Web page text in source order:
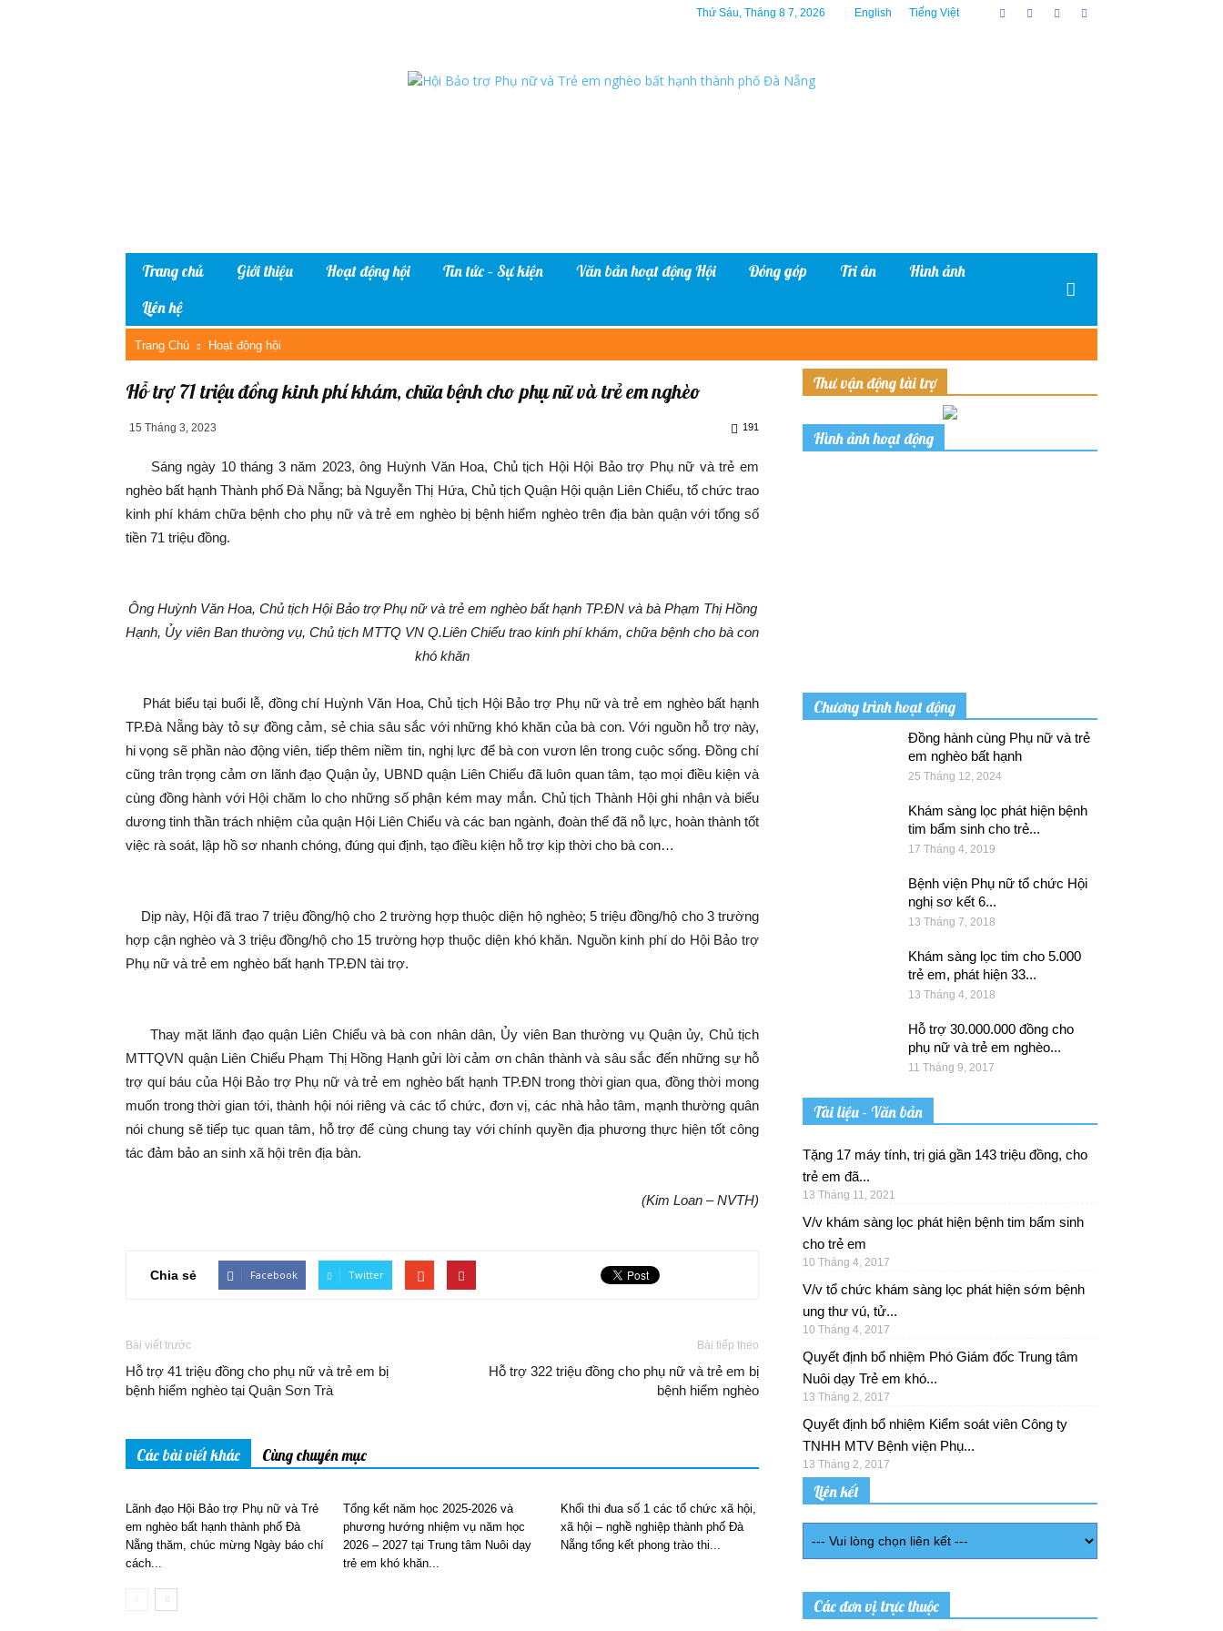
Thứ Sáu, Tháng 8 7, 2026 English Tiếng Việt
Trang chủ Giới thiệu Hoạt động hội Tin tức – Sự kiện Văn bản hoạt động Hội Đóng góp Tri ân
Hình ảnh
Liên hệ
Trang Chủ Hoạt động hội
Hỗ trợ 71 triệu đồng kinh phí khám, chữa bệnh cho phụ nữ và trẻ em nghèo
15 Tháng 3, 2023 191
Sáng ngày 10 tháng 3 năm 2023, ông Huỳnh Văn Hoa, Chủ tịch Hội Hội Bảo trợ Phụ nữ và trẻ em
nghèo bất hạnh Thành phố Đà Nẵng; bà Nguyễn Thị Hứa, Chủ tịch Quận Hội quận Liên Chiểu, tổ chức trao
kinh phí khám chữa bệnh cho phụ nữ và trẻ em nghèo bị bệnh hiểm nghèo trên địa bàn quận với tổng số
tiền 71 triệu đồng.
Ông Huỳnh Văn Hoa, Chủ tịch Hội Bảo trợ Phụ nữ và trẻ em nghèo bất hạnh TP.ĐN và bà Phạm Thị Hồng
Hạnh, Ủy viên Ban thường vụ, Chủ tịch MTTQ VN Q.Liên Chiểu trao kinh phí khám, chữa bệnh cho bà con
khó khăn
Phát biểu tại buổi lễ, đồng chí Huỳnh Văn Hoa, Chủ tịch Hội Bảo trợ Phụ nữ và trẻ em nghèo bất hạnh
TP.Đà Nẵng bày tỏ sự đồng cảm, sẻ chia sâu sắc với những khó khăn của bà con. Với nguồn hỗ trợ này,
hi vọng sẽ phần nào động viên, tiếp thêm niềm tin, nghị lực để bà con vươn lên trong cuộc sống. Đồng chí
cũng trân trọng cảm ơn lãnh đạo Quận ủy, UBND quận Liên Chiểu đã luôn quan tâm, tạo mọi điều kiện và
cùng đồng hành với Hội chăm lo cho những số phận kém may mắn. Chủ tịch Thành Hội ghi nhận và biểu
dương tinh thần trách nhiệm của quận Hội Liên Chiểu và các ban ngành, đoàn thể đã nỗ lực, hoàn thành tốt
việc rà soát, lập hồ sơ nhanh chóng, đúng qui định, tạo điều kiện hỗ trợ kịp thời cho bà con…
Dịp này, Hội đã trao 7 triệu đồng/hộ cho 2 trường hợp thuộc diện hộ nghèo; 5 triệu đồng/hộ cho 3 trường
hợp cận nghèo và 3 triệu đồng/hộ cho 15 trường hợp thuộc diện khó khăn. Nguồn kinh phí do Hội Bảo trợ
Phụ nữ và trẻ em nghèo bất hạnh TP.ĐN tài trợ.
Thay mặt lãnh đạo quận Liên Chiểu và bà con nhân dân, Ủy viên Ban thường vụ Quận ủy, Chủ tịch
MTTQVN quận Liên Chiểu Phạm Thị Hồng Hạnh gửi lời cảm ơn chân thành và sâu sắc đến những sự hỗ
trợ quí báu của Hội Bảo trợ Phụ nữ và trẻ em nghèo bất hạnh TP.ĐN trong thời gian qua, đồng thời mong
muốn trong thời gian tới, thành hội nói riêng và các tổ chức, đơn vị, các nhà hảo tâm, mạnh thường quân
nói chung sẽ tiếp tục quan tâm, hỗ trợ để cùng chung tay với chính quyền địa phương thực hiện tốt công
tác đảm bảo an sinh xã hội trên địa bàn.
(Kim Loan – NVTH)
Chia sẻ Facebook Twitter
Bài viết trước
Hỗ trợ 41 triệu đồng cho phụ nữ và trẻ em bị
bệnh hiểm nghèo tại Quận Sơn Trà
Bài tiếp theo
Hỗ trợ 322 triệu đồng cho phụ nữ và trẻ em bị
bệnh hiểm nghèo
Các bài viết khác Cùng chuyên mục
Lãnh đạo Hội Bảo trợ Phụ nữ và Trẻ
em nghèo bất hạnh thành phố Đà
Nẵng thăm, chúc mừng Ngày báo chí
cách...
Tổng kết năm học 2025-2026 và
phương hướng nhiệm vụ năm học
2026 – 2027 tại Trung tâm Nuôi dạy
trẻ em khó khăn...
Khối thi đua số 1 các tổ chức xã hội,
xã hội – nghề nghiệp thành phố Đà
Nẵng tổng kết phong trào thi...
Thư vận động tài trợ
Hình ảnh hoạt động
Chương trình hoạt động
Đồng hành cùng Phụ nữ và trẻ
em nghèo bất hạnh
25 Tháng 12, 2024
Khám sàng lọc phát hiện bệnh
tim bẩm sinh cho trẻ...
17 Tháng 4, 2019
Bệnh viện Phụ nữ tổ chức Hội
nghị sơ kết 6...
13 Tháng 7, 2018
Khám sàng lọc tim cho 5.000
trẻ em, phát hiện 33...
13 Tháng 4, 2018
Hỗ trợ 30.000.000 đồng cho
phụ nữ và trẻ em nghèo...
11 Tháng 9, 2017
Tài liệu - Văn bản
Tặng 17 máy tính, trị giá gần 143 triệu đồng, cho
trẻ em đã...
13 Tháng 11, 2021
V/v khám sàng lọc phát hiện bệnh tim bẩm sinh
cho trẻ em
10 Tháng 4, 2017
V/v tổ chức khám sàng lọc phát hiện sớm bệnh
ung thư vú, tử...
10 Tháng 4, 2017
Quyết định bổ nhiệm Phó Giám đốc Trung tâm
Nuôi dạy Trẻ em khó...
13 Tháng 2, 2017
Quyết định bổ nhiệm Kiểm soát viên Công ty
TNHH MTV Bệnh viện Phụ...
13 Tháng 2, 2017
Liên kết
Các đơn vị trực thuộc